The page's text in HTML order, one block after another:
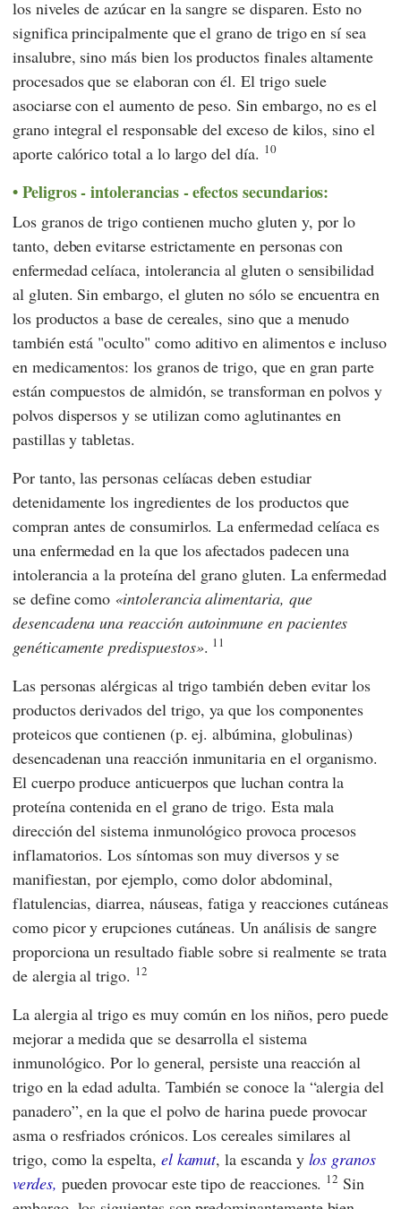
los niveles de azúcar en la sangre se disparen. Esto no
significa principalmente que el grano de trigo en sí sea
insalubre, sino más bien los productos finales altamente
procesados que se elaboran con él. El trigo suele
asociarse con el aumento de peso. Sin embargo, no es el
grano integral el responsable del exceso de kilos, sino el
aporte calórico total a lo largo del día. 10
Peligros - intolerancias - efectos secundarios:
Los granos de trigo contienen mucho gluten y, por lo
tanto, deben evitarse estrictamente en personas con
enfermedad celíaca, intolerancia al gluten o sensibilidad
al gluten. Sin embargo, el gluten no sólo se encuentra en
los productos a base de cereales, sino que a menudo
también está "oculto" como aditivo en alimentos e incluso
en medicamentos: los granos de trigo, que en gran parte
están compuestos de almidón, se transforman en polvos y
polvos dispersos y se utilizan como aglutinantes en
pastillas y tabletas.
Por tanto, las personas celíacas deben estudiar
detenidamente los ingredientes de los productos que
compran antes de consumirlos. La enfermedad celíaca es
una enfermedad en la que los afectados padecen una
intolerancia a la proteína del grano gluten. La enfermedad
se define como intolerancia alimentaria, que
desencadena una reacción autoinmune en pacientes
genéticamente predispuestos . 11
Las personas alérgicas al trigo también deben evitar los
productos derivados del trigo, ya que los componentes
proteicos que contienen (p. ej. albúmina, globulinas)
desencadenan una reacción inmunitaria en el organismo.
El cuerpo produce anticuerpos que luchan contra la
proteína contenida en el grano de trigo. Esta mala
dirección del sistema inmunológico provoca procesos
inflamatorios. Los síntomas son muy diversos y se
manifiestan, por ejemplo, como dolor abdominal,
flatulencias, diarrea, náuseas, fatiga y reacciones cutáneas
como picor y erupciones cutáneas. Un análisis de sangre
proporciona un resultado fiable sobre si realmente se trata
de alergia al trigo. 12
La alergia al trigo es muy común en los niños, pero puede
mejorar a medida que se desarrolla el sistema
inmunológico. Por lo general, persiste una reacción al
trigo en la edad adulta. También se conoce la “alergia del
panadero”, en la que el polvo de harina puede provocar
asma o resfriados crónicos. Los cereales similares al
trigo, como la espelta, el kamut, la escanda y los granos
verdes, pueden provocar este tipo de reacciones. 12 Sin